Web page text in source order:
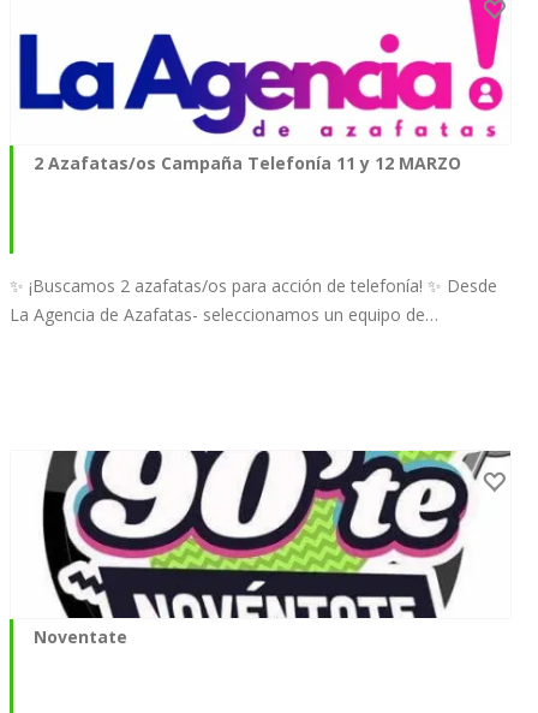
2 Azafatas/os Campaña Telefonía 11 y 12 MARZO
✨ ¡Buscamos 2 azafatas/os para acción de telefonía! ✨ Desde
La Agencia de Azafatas- seleccionamos un equipo de…
Noventate